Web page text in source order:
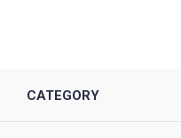
CATEGORY